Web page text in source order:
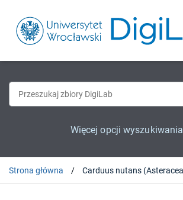
Więcej opcji wyszukiwania
Strona główna